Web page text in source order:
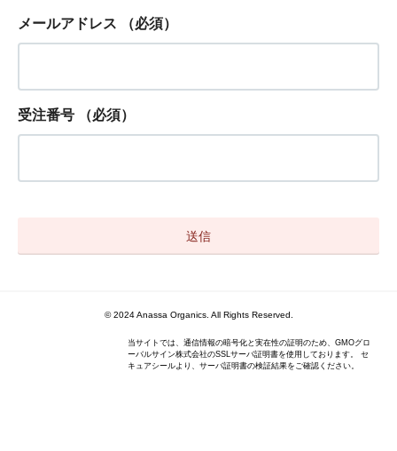
メールアドレス （必須）
受注番号 （必須）
© 2024 Anassa Organics. All Rights Reserved.
当サイトでは、通信情報の暗号化と実在性の証明のため、GMOグロ
ーバルサイン株式会社のSSLサーバ証明書を使用しております。 セ
キュアシールより、サーバ証明書の検証結果をご確認ください。